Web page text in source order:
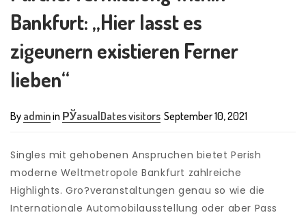
Bankfurt: „Hier lasst es
zigeunern existieren Ferner
lieben“
By adminin РЎasualDates visitors September 10, 2021
Singles mit gehobenen Anspruchen bietet Perish
moderne Weltmetropole Bankfurt zahlreiche
Highlights. Gro?veranstaltungen genau so wie die
Internationale Automobilausstellung oder aber Pass